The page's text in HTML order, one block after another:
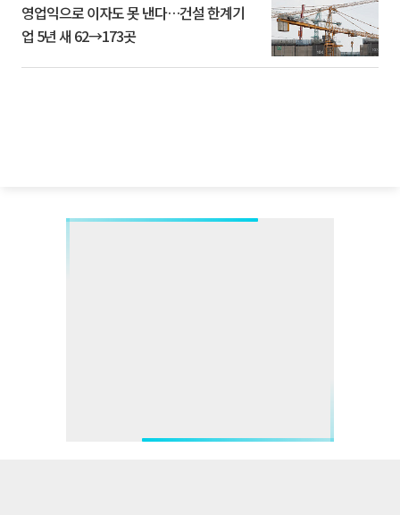
영업익으로 이자도 못 낸다…건설 한계기
업 5년 새 62→173곳